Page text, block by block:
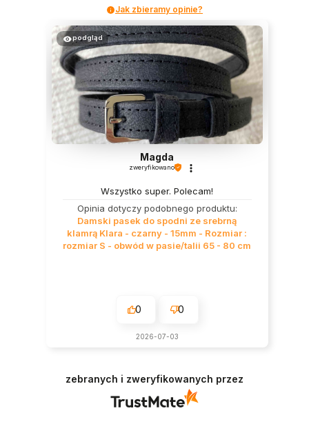
Jak zbieramy opinie?
podgląd
Magda
zweryfikowano
Wszystko super. Polecam!
Opinia dotyczy podobnego produktu:
Damski pasek do spodni ze srebrną
klamrą Klara - czarny - 15mm - Rozmiar :
rozmiar S - obwód w pasie/talii 65 - 80 cm
0 0
2026-07-03
zebranych i zweryfikowanych przez